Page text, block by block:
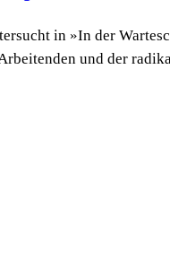
in »In der
und der